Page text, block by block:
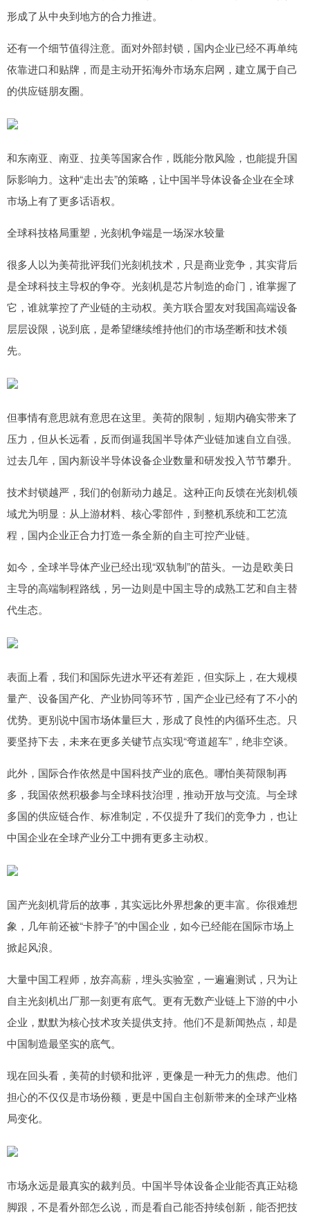
形成了从中央到地方的合力推进。
还有一个细节值得注意。面对外部封锁，国内企业已经不再单纯
依靠进口和贴牌，而是主动开拓海外市场东启网，建立属于自己
的供应链朋友圈。
和东南亚、南亚、拉美等国家合作，既能分散风险，也能提升国
际影响力。这种“走出去”的策略，让中国半导体设备企业在全球
市场上有了更多话语权。
全球科技格局重塑，光刻机争端是一场深水较量
很多人以为美荷批评我们光刻机技术，只是商业竞争，其实背后
是全球科技主导权的争夺。光刻机是芯片制造的命门，谁掌握了
它，谁就掌控了产业链的主动权。美方联合盟友对我国高端设备
层层设限，说到底，是希望继续维持他们的市场垄断和技术领
先。
但事情有意思就有意思在这里。美荷的限制，短期内确实带来了
压力，但从长远看，反而倒逼我国半导体产业链加速自立自强。
过去几年，国内新设半导体设备企业数量和研发投入节节攀升。
技术封锁越严，我们的创新动力越足。这种正向反馈在光刻机领
域尤为明显：从上游材料、核心零部件，到整机系统和工艺流
程，国内企业正合力打造一条全新的自主可控产业链。
如今，全球半导体产业已经出现“双轨制”的苗头。一边是欧美日
主导的高端制程路线，另一边则是中国主导的成熟工艺和自主替
代生态。
表面上看，我们和国际先进水平还有差距，但实际上，在大规模
量产、设备国产化、产业协同等环节，国产企业已经有了不小的
优势。更别说中国市场体量巨大，形成了良性的内循环生态。只
要坚持下去，未来在更多关键节点实现“弯道超车”，绝非空谈。
此外，国际合作依然是中国科技产业的底色。哪怕美荷限制再
多，我国依然积极参与全球科技治理，推动开放与交流。与全球
多国的供应链合作、标准制定，不仅提升了我们的竞争力，也让
中国企业在全球产业分工中拥有更多主动权。
国产光刻机背后的故事，其实远比外界想象的更丰富。你很难想
象，几年前还被“卡脖子”的中国企业，如今已经能在国际市场上
掀起风浪。
大量中国工程师，放弃高薪，埋头实验室，一遍遍测试，只为让
自主光刻机出厂那一刻更有底气。更有无数产业链上下游的中小
企业，默默为核心技术攻关提供支持。他们不是新闻热点，却是
中国制造最坚实的底气。
现在回头看，美荷的封锁和批评，更像是一种无力的焦虑。他们
担心的不仅仅是市场份额，更是中国自主创新带来的全球产业格
局变化。
市场永远是最真实的裁判员。中国半导体设备企业能否真正站稳
脚跟，不是看外部怎么说，而是看自己能否持续创新，能否把技